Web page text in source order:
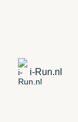
i-Run.nl